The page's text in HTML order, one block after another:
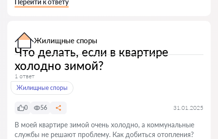
Перейти к ответу
Жилищные споры
Что делать, если в квартире
холодно зимой?
1 ответ
Жилищные споры
0 56 31.01.2025
В моей квартире зимой очень холодно, а коммунальные
службы не решают проблему. Как добиться отопления?